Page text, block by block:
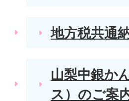
地方税共通
山梨中銀か
ス）のご案